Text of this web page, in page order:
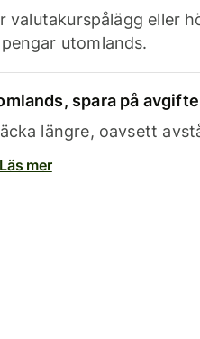
valutakurspålägg eller
utomlands.
spara på
längre, oavsett
Läs mer